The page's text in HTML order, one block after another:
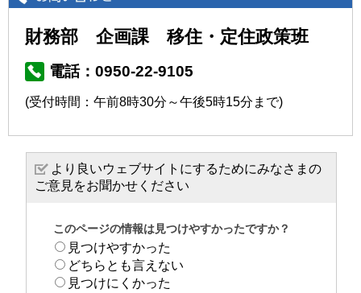
財務部 企画課 移住・定住政策班
電話：0950-22-9105
(受付時間：午前8時30分～午後5時15分まで)
より良いウェブサイトにするためにみなさまの
ご意見をお聞かせください
このページの情報は見つけやすかったですか？
見つけやすかった
どちらとも言えない
見つけにくかった